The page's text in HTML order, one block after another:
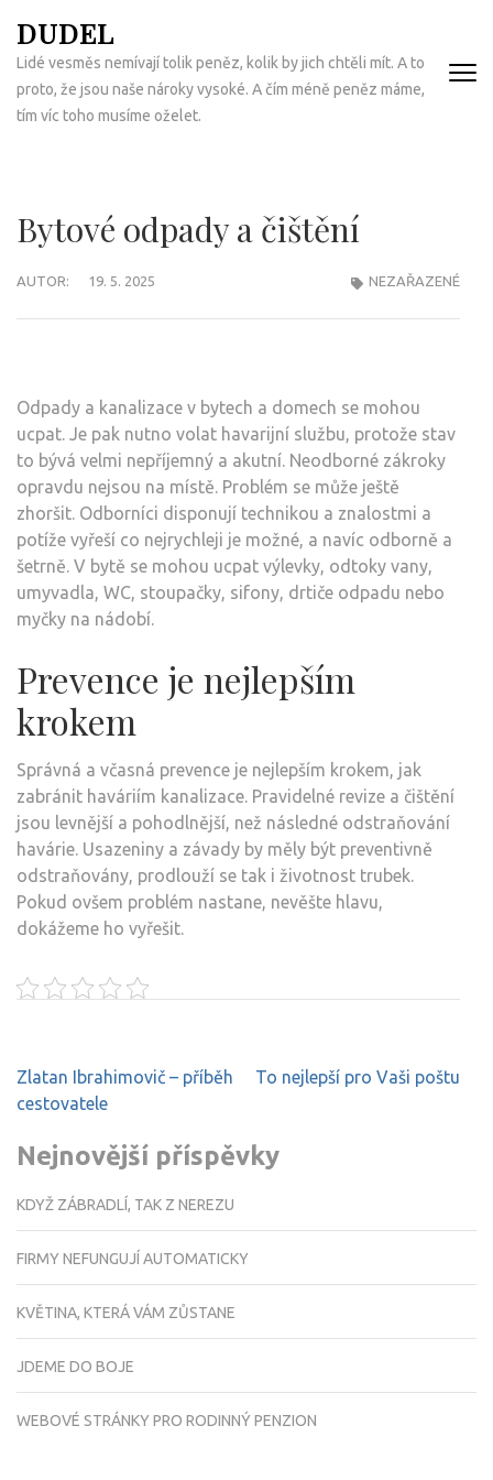
na
obsah
(Enter)
DUDEL
Lidé vesměs nemívají tolik peněz, kolik by jich chtěli mít. A to
proto, že jsou naše nároky vysoké. A čím méně peněz máme,
tím víc toho musíme oželet.
Bytové odpady a čištění
AUTOR: 19. 5. 2025 NEZAŘAZENÉ
Odpady a kanalizace v bytech a domech se mohou
ucpat. Je pak nutno volat havarijní službu, protože stav
to bývá velmi nepříjemný a akutní. Neodborné zákroky
opravdu nejsou na místě. Problém se může ještě
zhoršit. Odborníci disponují technikou a znalostmi a
potíže vyřeší co nejrychleji je možné, a navíc odborně a
šetrně. V bytě se mohou ucpat výlevky, odtoky vany,
umyvadla, WC, stoupačky, sifony, drtiče odpadu nebo
myčky na nádobí.
Prevence je nejlepším
krokem
Správná a včasná prevence je nejlepším krokem, jak
zabránit haváriím kanalizace. Pravidelné revize a čištění
jsou levnější a pohodlnější, než následné odstraňování
havárie. Usazeniny a závady by měly být preventivně
odstraňovány, prodlouží se tak i životnost trubek.
Pokud ovšem problém nastane, nevěšte hlavu,
dokážeme ho vyřešit.
Navigace
pro
Zlatan Ibrahimovič – příběh
cestovatele
To nejlepší pro Vaši poštu
Nejnovější příspěvky
KDYŽ ZÁBRADLÍ, TAK Z NEREZU
FIRMY NEFUNGUJÍ AUTOMATICKY
KVĚTINA, KTERÁ VÁM ZŮSTANE
JDEME DO BOJE
WEBOVÉ STRÁNKY PRO RODINNÝ PENZION